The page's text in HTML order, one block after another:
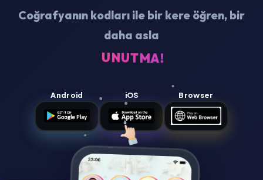
Coğrafyanın kodları ile bir kere öğren, bir
daha asla
UNUTMA!
Android iOS Browser